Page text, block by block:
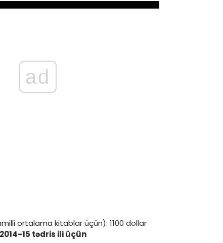
ad
ortalama kitablar üçün): 1100 dollar
2014-15 tədris ili üçün